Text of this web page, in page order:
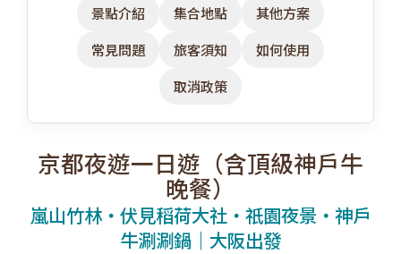
景點介紹
集合地點
其他方案
常見問題
旅客須知
如何使用
取消政策
京都夜遊一日遊（含頂級神戶牛
晚餐）
嵐山竹林・伏見稻荷大社・祇園夜景・神戶
牛涮涮鍋｜大阪出發